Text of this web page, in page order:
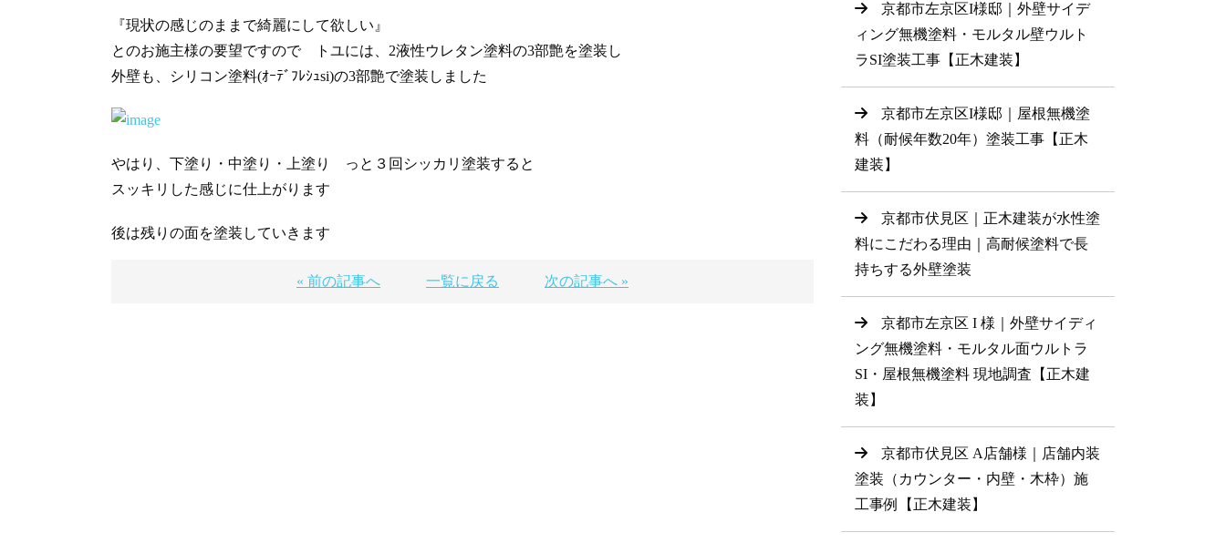
『現状の感じのままで綺麗にして欲しい』
とのお施主様の要望ですので トユには、2液性ウレタン塗料の3部艶を塗装し
外壁も、シリコン塗料(ｵｰﾃﾞﾌﾚｼｭsi)の3部艶で塗装しました
やはり、下塗り・中塗り・上塗り っと３回シッカリ塗装すると
スッキリした感じに仕上がります
後は残りの面を塗装していきます
« 前の記事へ 一覧に戻る 次の記事へ »
京都市左京区I様邸｜外壁サイデ
ィング無機塗料・モルタル壁ウルト
ラSI塗装工事【正木建装】
京都市左京区I様邸｜屋根無機塗
料（耐候年数20年）塗装工事【正木
建装】
京都市伏見区｜正木建装が水性塗
料にこだわる理由｜高耐候塗料で長
持ちする外壁塗装
京都市左京区 I 様｜外壁サイディ
ング無機塗料・モルタル面ウルトラ
SI・屋根無機塗料 現地調査【正木建
装】
京都市伏見区 A店舗様｜店舗内装
塗装（カウンター・内壁・木枠）施
工事例【正木建装】